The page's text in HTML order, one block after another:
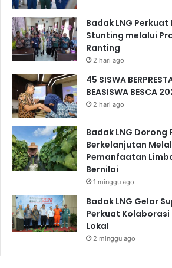
Badak LNG
Stunting melalui
Ranting
2 hari ago
45 SISWA
BEASISWA BESCA
2 hari ago
Badak LNG Dorong
Berkelanjutan
Pemanfaatan
Bernilai
1 minggu ago
Badak LNG Gelar
Perkuat Kolaborasi
Lokal
2 minggu ago